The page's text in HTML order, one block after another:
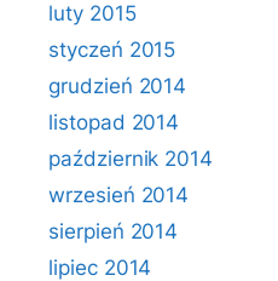
luty 2015
styczeń 2015
grudzień 2014
listopad 2014
październik 2014
wrzesień 2014
sierpień 2014
lipiec 2014